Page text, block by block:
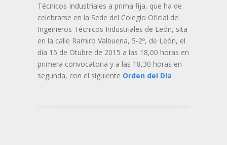
Técnicos Industriales a prima fija, que ha de
celebrarse en la Sede del Colegio Oficial de
Ingenieros Técnicos Industriales de León, sita
en la calle Ramiro Valbuena, 5-2º, de León, el
día 15 de Otubre de 2015 a las 18,00 horas en
primera convocatoria y a las 18,30 horas en
segunda, con el siguiente Orden del Día